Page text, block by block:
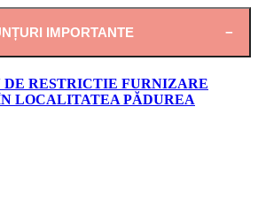
IMPORTANTE
DE RESTRICTIE FURNIZARE
LOCALITATEA PĂDUREA